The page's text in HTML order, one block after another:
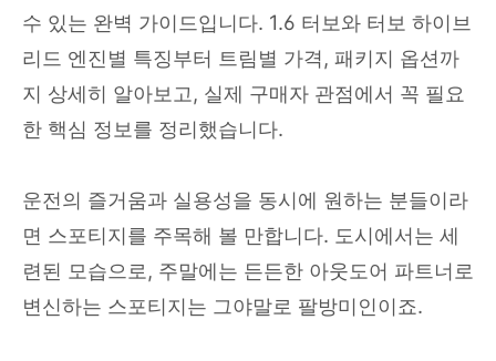
수 있는 완벽 가이드입니다. 1.6 터보와 터보 하이브
리드 엔진별 특징부터 트림별 가격, 패키지 옵션까
지 상세히 알아보고, 실제 구매자 관점에서 꼭 필요
한 핵심 정보를 정리했습니다.
운전의 즐거움과 실용성을 동시에 원하는 분들이라
면 스포티지를 주목해 볼 만합니다. 도시에서는 세
련된 모습으로, 주말에는 든든한 아웃도어 파트너로
변신하는 스포티지는 그야말로 팔방미인이죠.